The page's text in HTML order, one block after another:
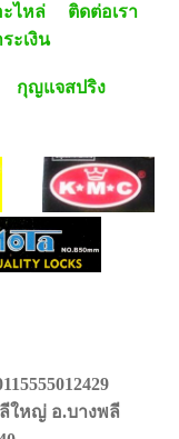
ไหล่
ติดต่อเรา
ะเงิน
กุญแจสปริง
ใหญ่ อ.บางพลี